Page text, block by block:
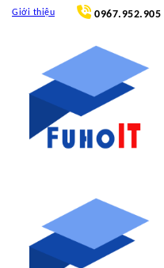
SkipGiới thiệu 0967.952.905